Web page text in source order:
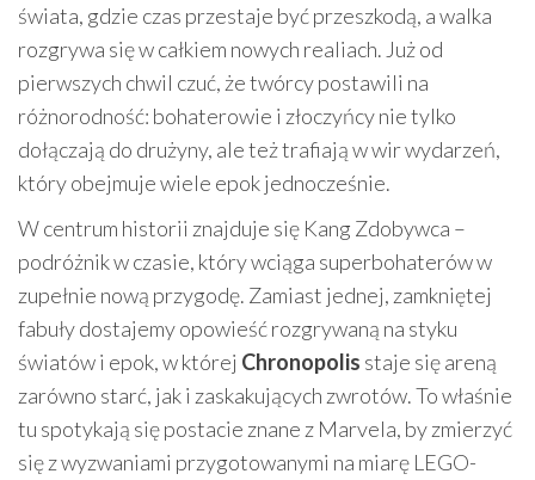
świata, gdzie czas przestaje być przeszkodą, a walka
rozgrywa się w całkiem nowych realiach. Już od
pierwszych chwil czuć, że twórcy postawili na
różnorodność: bohaterowie i złoczyńcy nie tylko
dołączają do drużyny, ale też trafiają w wir wydarzeń,
który obejmuje wiele epok jednocześnie.
W centrum historii znajduje się Kang Zdobywca –
podróżnik w czasie, który wciąga superbohaterów w
zupełnie nową przygodę. Zamiast jednej, zamkniętej
fabuły dostajemy opowieść rozgrywaną na styku
światów i epok, w której Chronopolis staje się areną
zarówno starć, jak i zaskakujących zwrotów. To właśnie
tu spotykają się postacie znane z Marvela, by zmierzyć
się z wyzwaniami przygotowanymi na miarę LEGO-